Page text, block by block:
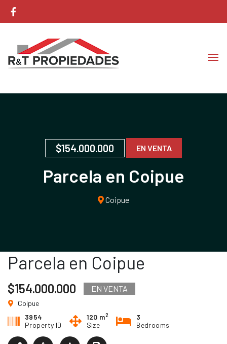
$154.000.000 EN VENTA
Parcela en Coipue
Coipue
Parcela en Coipue
$154.000.000 EN VENTA
Coipue
3954
Property ID
120 m2
Size
3
Bedrooms